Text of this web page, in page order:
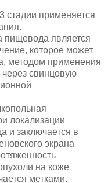
стадии применяется
пищевода является
которое может
методом применения
через свинцовую
локализации
и заключается в
экра­на
на коже
метками.